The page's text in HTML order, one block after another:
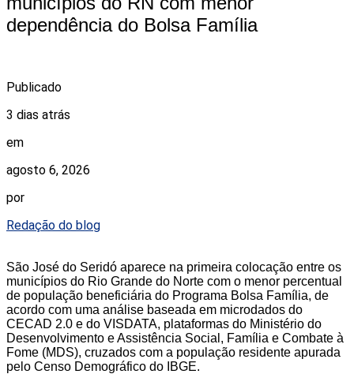
dependência do Bolsa Família
Publicado
3 dias atrás
em
agosto 6, 2026
por
Redação do blog
São José do Seridó aparece na primeira colocação entre os
municípios do Rio Grande do Norte com o menor percentual
de população beneficiária do Programa Bolsa Família, de
acordo com uma análise baseada em microdados do
CECAD 2.0 e do VISDATA, plataformas do Ministério do
Desenvolvimento e Assistência Social, Família e Combate à
Fome (MDS), cruzados com a população residente apurada
pelo Censo Demográfico do IBGE.